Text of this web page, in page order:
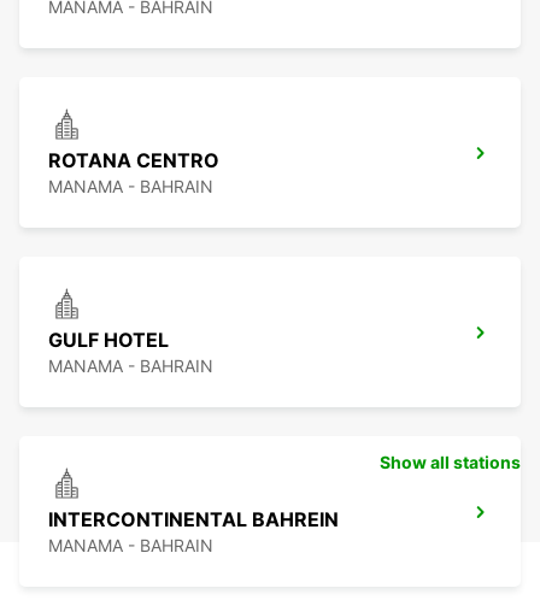
MANAMA - BAHRAIN
ROTANA CENTRO
MANAMA - BAHRAIN
GULF HOTEL
MANAMA - BAHRAIN
INTERCONTINENTAL BAHREIN
MANAMA - BAHRAIN
Show all stations